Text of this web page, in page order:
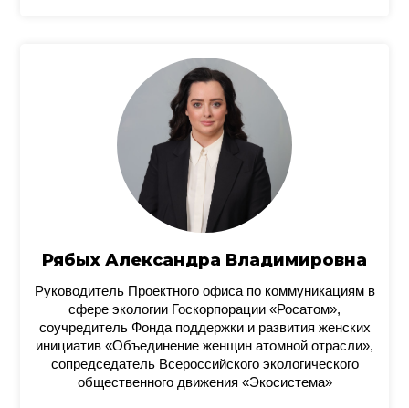
Рябых Александра Владимировна
Руководитель Проектного офиса по коммуникациям в
сфере экологии Госкорпорации «Росатом»,
соучредитель Фонда поддержки и развития женских
инициатив «Объединение женщин атомной отрасли»,
сопредседатель Всероссийского экологического
общественного движения «Экосистема»